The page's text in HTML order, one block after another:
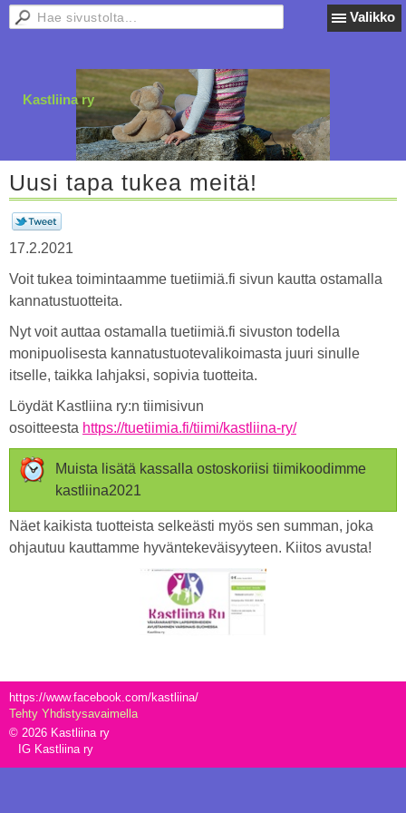
Valikko
Kastliina ry
Uusi tapa tukea meitä!
17.2.2021
Voit tukea toimintaamme tuetiimiä.fi sivun kautta ostamalla
kannatustuotteita.
Nyt voit auttaa ostamalla tuetiimiä.fi sivuston todella
monipuolisesta kannatustuotevalikoimasta juuri sinulle
itselle, taikka lahjaksi, sopivia tuotteita.
Löydät Kastliina ry:n tiimisivun
osoitteesta https://tuetiimia.fi/tiimi/kastliina-ry/
Muista lisätä kassalla ostoskoriisi tiimikoodimme
kastliina2021
Näet kaikista tuotteista selkeästi myös sen summan, joka
ohjautuu kauttamme hyväntekeväisyyteen. Kiitos avusta!
https://www.facebook.com/kastliina/
Tehty Yhdistysavaimella
© 2026 Kastliina ry
IG Kastliina ry